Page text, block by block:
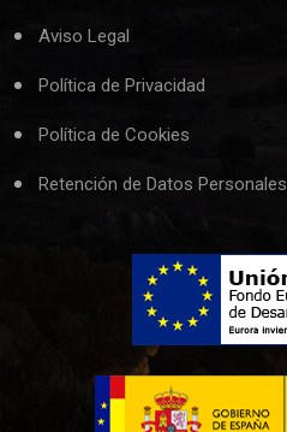
Aviso Legal
Política de Privacidad
Política de Cookies
Retención de Datos Personales